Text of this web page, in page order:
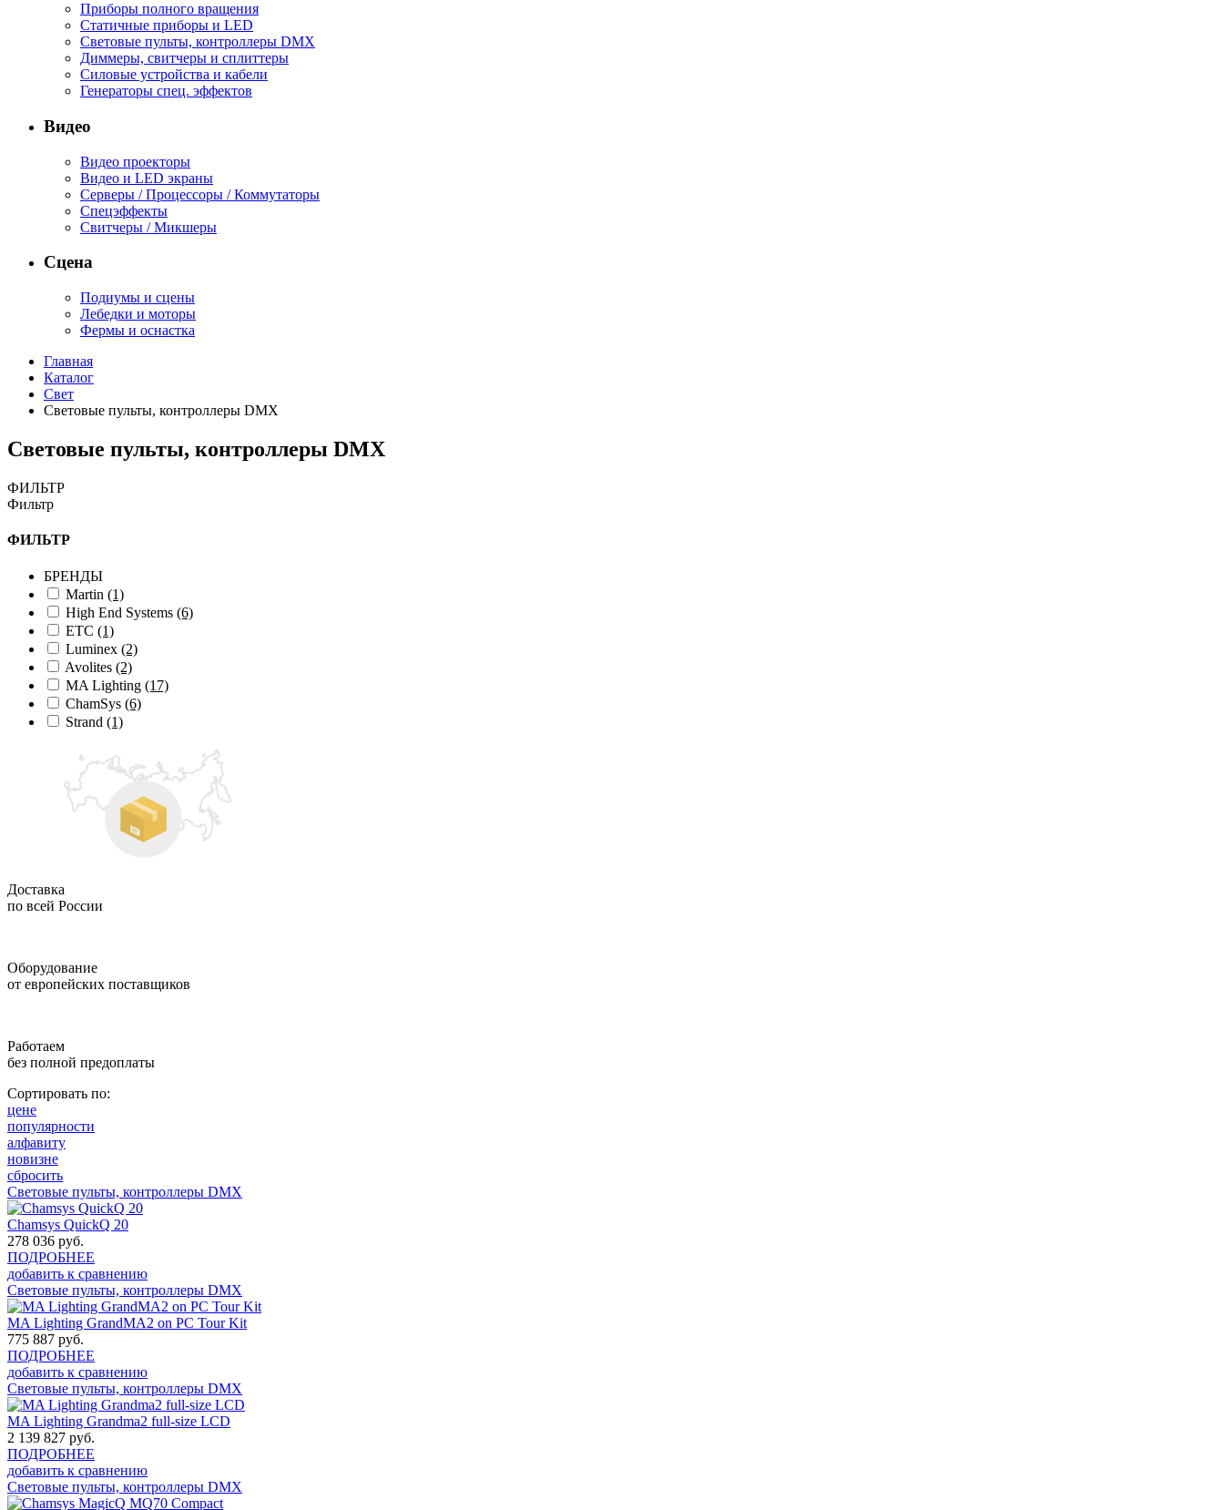
Приборы полного вращения
Статичные приборы и LED
Световые пульты, контроллеры DMX
Диммеры, свитчеры и сплиттеры
Силовые устройства и кабели
Генераторы спец. эффектов
Видео
Видео проекторы
Видео и LED экраны
Серверы / Процессоры / Коммутаторы
Спецэффекты
Свитчеры / Микшеры
Сцена
Подиумы и сцены
Лебедки и моторы
Фермы и оснастка
Главная
Каталог
Свет
Световые пульты, контроллеры DMX
Световые пульты, контроллеры DMX
ФИЛЬТР
Фильтр
ФИЛЬТР
БРЕНДЫ
Martin (1)
High End Systems (6)
ETC (1)
Luminex (2)
Avolites (2)
MA Lighting (17)
ChamSys (6)
Strand (1)
Доставка
по всей России
Оборудование
от европейских поставщиков
Работаем
без полной предоплаты
Сортировать по:
цене
популярности
алфавиту
новизне
сбросить
Световые пульты, контроллеры DMX
Chamsys QuickQ 20
278 036 руб.
ПОДРОБНЕЕ
добавить к сравнению
Световые пульты, контроллеры DMX
MA Lighting GrandMA2 on PC Tour Kit
775 887 руб.
ПОДРОБНЕЕ
добавить к сравнению
Световые пульты, контроллеры DMX
MA Lighting Grandma2 full-size LCD
2 139 827 руб.
ПОДРОБНЕЕ
добавить к сравнению
Световые пульты, контроллеры DMX